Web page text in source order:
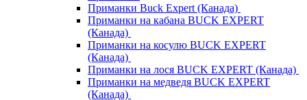
Приманки Buck Expert (Канада)
Приманки на кабана BUCK EXPERT
(Канада)
Приманки на косулю BUCK EXPERT
(Канада)
Приманки на лося BUCK EXPERT (Канада)
Приманки на медведя BUCK EXPERT
(Канада)